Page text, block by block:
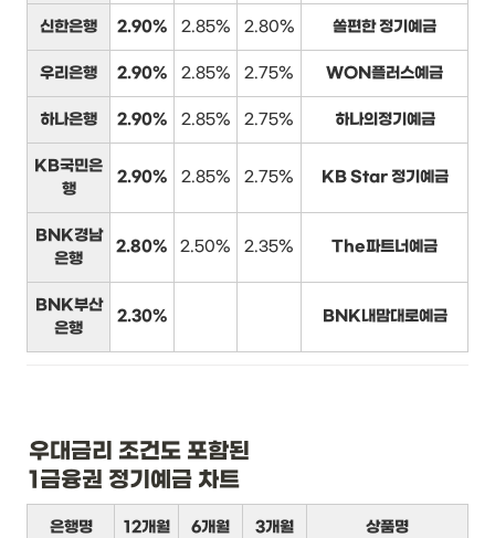
신한은행 2.90% 2.85% 2.80% 쏠편한 정기예금
우리은행 2.90% 2.85% 2.75% WON플러스예금
하나은행 2.90% 2.85% 2.75% 하나의정기예금
KB국민은
행
2.90% 2.85% 2.75% KB Star 정기예금
BNK경남
은행
2.80% 2.50% 2.35% The파트너예금
BNK부산
은행
2.30% BNK내맘대로예금
우대금리 조건도 포함된
1금융권 정기예금 차트
은행명 12개월 6개월 3개월 상품명